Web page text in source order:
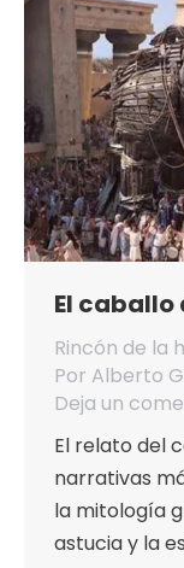
El caballo
Rincón de la
Por Alberto
Deja un
El relato del
narrativas
la mitología
astucia y la